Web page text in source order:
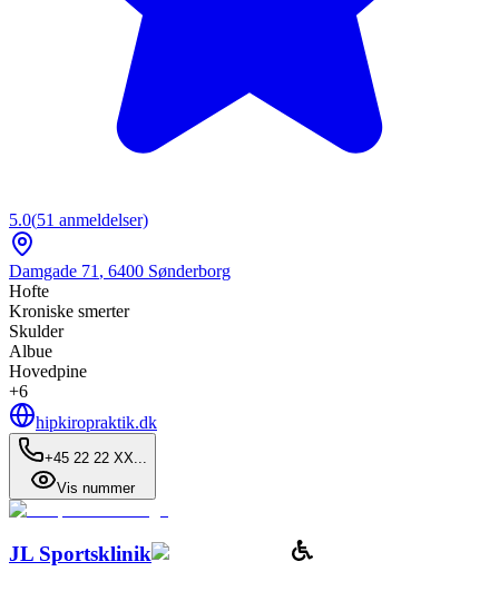
5.0(51 anmeldelser)
Damgade 71 , 6400 Sønderborg
Hofte
Kroniske smerter
Skulder
Albue
Hovedpine
+6
hipkiropraktik.dk
+45 22 22 XX...
Vis nummer
JL Sportsklinik